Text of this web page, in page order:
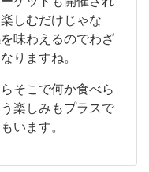
しむだけじゃな
味わえるのでわざ
りますね。
そこで何か食べら
楽しみもプラスで
います。